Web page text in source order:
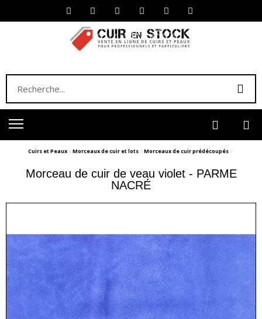
Cuirs et Peaux Morceaux de cuir et lots Morceaux de cuir prédécoupés
Morceau de cuir de veau violet - PARME
NACRÉ